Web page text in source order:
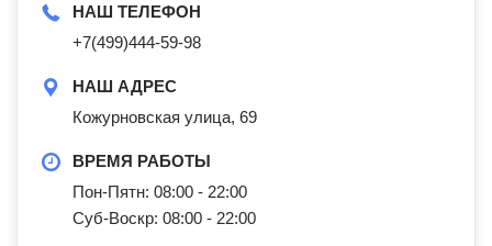
НАШ ТЕЛЕФОН
+7(499)444-59-98
НАШ АДРЕС
Кожурновская улица, 69
ВРЕМЯ РАБОТЫ
Пон-Пятн: 08:00 - 22:00
Суб-Воскр: 08:00 - 22:00